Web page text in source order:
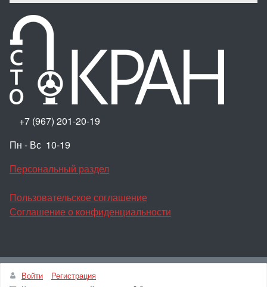
+7 (967) 201-20-19
Пн - Вс 10-19
Персональный раздел
Пользовательское соглашение
Соглашение о конфиденциальности
Наверх
Войти
Регистрация